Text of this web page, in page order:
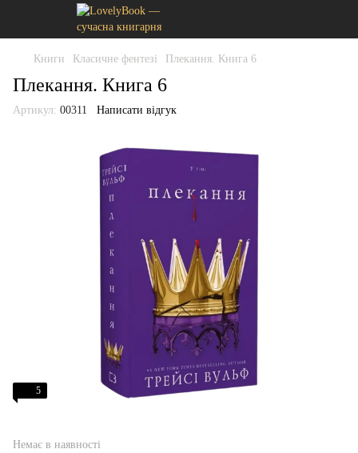
Книги Класичне фентезі Плекання. Книга 6
Плекання. Книга 6
Артикул: 00311 Написати відгук
5
Немає в наявності